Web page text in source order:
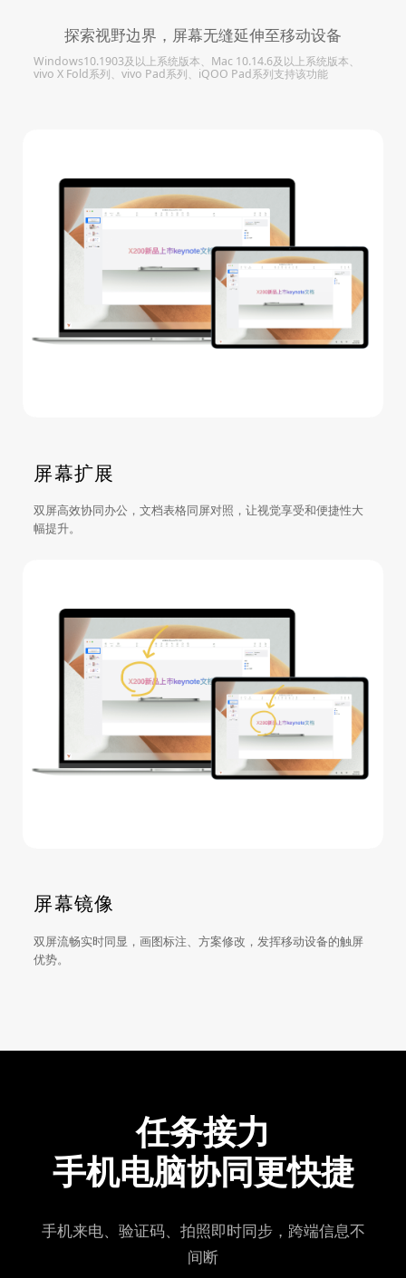
探索视野边界，屏幕无缝延伸至移动设备
Windows10.1903及以上系统版本、Mac 10.14.6及以上系统版本、
vivo X Fold系列、vivo Pad系列、iQOO Pad系列支持该功能
屏幕扩展
双屏高效协同办公，文档表格同屏对照，让视觉享受和便捷性大
幅提升。
屏幕镜像
双屏流畅实时同显，画图标注、方案修改，发挥移动设备的触屏
优势。
任务接力
手机电脑协同更快捷
手机来电、验证码、拍照即时同步，跨端信息不
间断